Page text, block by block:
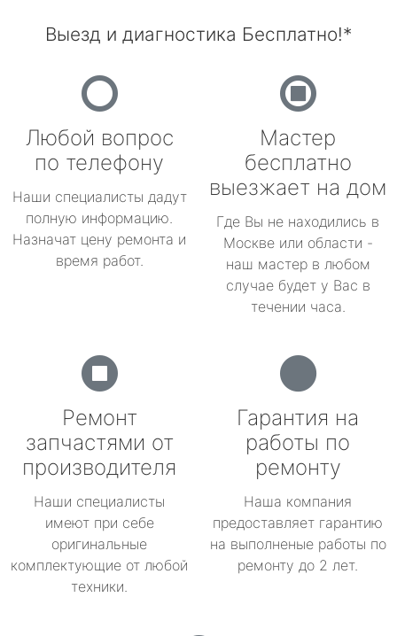
Выезд и диагностика Бесплатно!*
Любой вопрос
по телефону
Наши специалисты дадут
полную информацию.
Назначат цену ремонта и
время работ.
Мастер
бесплатно
выезжает на дом
Где Вы не находились в
Москве или области -
наш мастер в любом
случае будет у Вас в
течении часа.
Ремонт
запчастями от
производителя
Наши специалисты
имеют при себе
оригинальные
комплектующие от любой
техники.
Гарантия на
работы по
ремонту
Наша компания
предоставляет гарантию
на выполненые работы по
ремонту до 2 лет.